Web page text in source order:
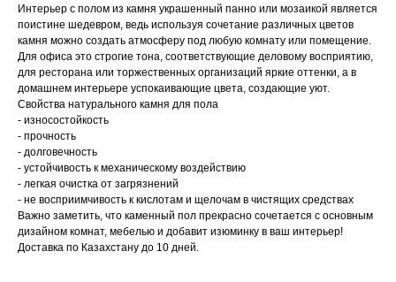
Интерьер с полом из камня украшенный панно или мозаикой является
поистине шедевром, ведь используя сочетание различных цветов
камня можно создать атмосферу под любую комнату или помещение.
Для офиса это строгие тона, соответствующие деловому восприятию,
для ресторана или торжественных организаций яркие оттенки, а в
домашнем интерьере успокаивающие цвета, создающие уют.
Свойства натурального камня для пола
- износостойкость
- прочность
- долговечность
- устойчивость к механическому воздействию
- легкая очистка от загрязнений
- не восприимчивость к кислотам и щелочам в чистящих средствах
Важно заметить, что каменный пол прекрасно сочетается с основным
дизайном комнат, мебелью и добавит изюминку в ваш интерьер!
Доставка по Казахстану до 10 дней.